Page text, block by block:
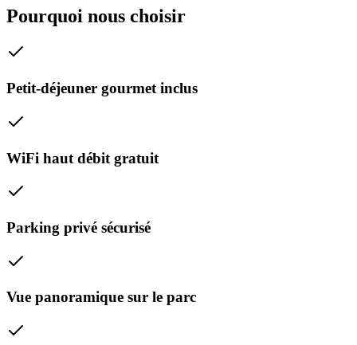
Pourquoi nous choisir
Petit-déjeuner gourmet inclus
WiFi haut débit gratuit
Parking privé sécurisé
Vue panoramique sur le parc